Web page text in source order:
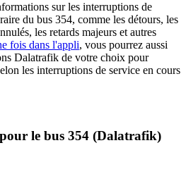
sur les interruptions de
du bus 354, comme les détours, les
les retards majeurs et autres
fois dans l'appli, vous pourrez aussi
Dalatrafik de votre choix pour
les interruptions de service en cours
le bus 354 (Dalatrafik)